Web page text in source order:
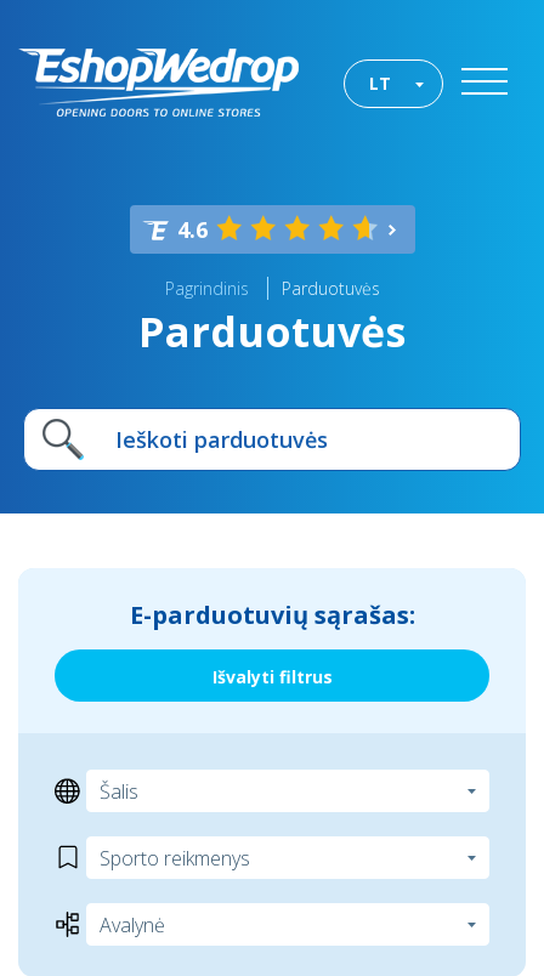
LT
4.6
Pagrindinis Parduotuvės
Parduotuvės
E-parduotuvių sąrašas:
Išvalyti filtrus